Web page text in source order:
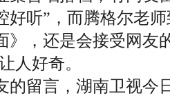
好听”，而腾格尔老
》，还是会接受网友
让人好奇。
留言，湖南卫视今